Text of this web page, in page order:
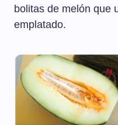
bolitas de melón que
emplatado.